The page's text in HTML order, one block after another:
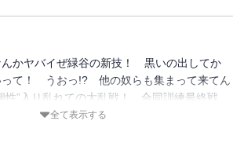
んかヤバイぜ緑谷の新技！ 黒いの出してか
って！ うおっ!? 他の奴らも集まって来てん
性”入り乱れての大乱戦！ 合同訓練最終戦、
よ!? “Plus Ultra”!!
全て表示する